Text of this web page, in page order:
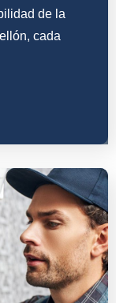
de la
cada